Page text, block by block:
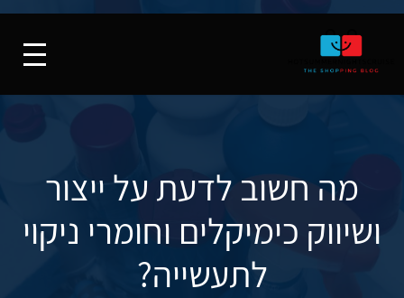
מה חשוב לדעת על ייצור
ושיווק כימיקלים וחומרי ניקוי
לתעשייה?